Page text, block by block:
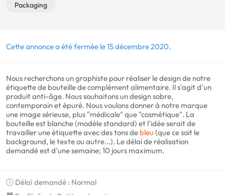
Packaging
Cette annonce a été fermée le 15 décembre 2020.
Nous recherchons un graphiste pour réaliser le design de notre
étiquette de bouteille de complément alimentaire. Il s'agit d'un
produit anti-âge. Nous souhaitons un design sobre,
contemporain et épuré. Nous voulons donner à notre marque
une image sérieuse, plus "médicale" que "cosmétique". La
bouteille est blanche (modèle standard) et l'idée serait de
travailler une étiquette avec des tons de bleu (que ce soit le
background, le texte ou autre...). Le délai de réalisation
demandé est d'une semaine; 10 jours maximum.
Délai demandé : Normal